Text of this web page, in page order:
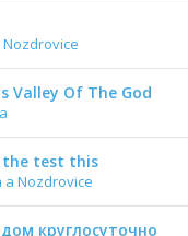
Nozdrovice
Valley Of The God
the test this
a Nozdrovice
круглосуточно